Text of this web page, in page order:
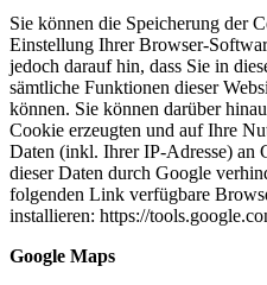
Sie können die Speicherung der
Einstellung Ihrer Browser-
jedoch darauf hin, dass Sie in
sämtliche Funktionen dieser
können. Sie können darüber
Cookie erzeugten und auf Ihre
Daten (inkl. Ihrer IP-Adresse) an
dieser Daten durch Google
folgenden Link verfügbare
installieren: https://
Google Maps